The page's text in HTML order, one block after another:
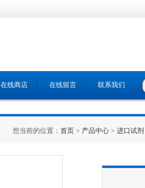
在线商店 在线留言 联系我们
您当前的位置： 首页 > 产品中心 > 进口试剂